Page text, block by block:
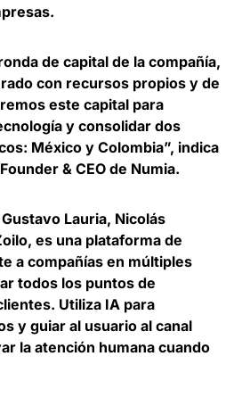
de capital de la compañía,
con recursos propios y de
este capital para
y consolidar dos
México y Colombia”, indica
& CEO de Numia.
Lauria, Nicolás
es una plataforma de
a compañías en múltiples
todos los puntos de
. Utiliza IA para
y guiar al usuario al canal
la atención humana cuando